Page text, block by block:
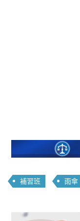
補習班 雨傘